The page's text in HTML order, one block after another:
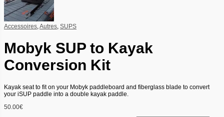
Accessoires Autres SUPS
Mobyk SUP to Kayak
Conversion Kit
Kayak seat to fit on your Mobyk paddleboard and fiberglass blade to convert
your iSUP paddle into a double kayak paddle.
50.00€